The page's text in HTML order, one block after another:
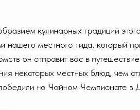
кулинарных традиций
нашего местного гида, который
он отправит вас в
некоторых местных блюд, чем
на Чайном Чемпионате в